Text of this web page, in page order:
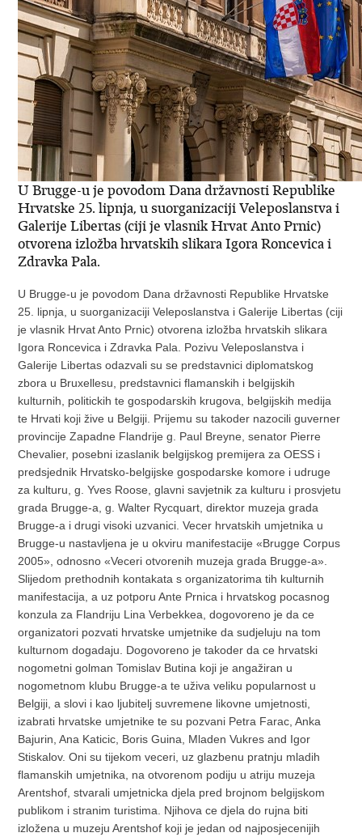
U Brugge-u je povodom Dana državnosti Republike
Hrvatske 25. lipnja, u suorganizaciji Veleposlanstva i
Galerije Libertas (ciji je vlasnik Hrvat Anto Prnic)
otvorena izložba hrvatskih slikara Igora Roncevica i
Zdravka Pala.
U Brugge-u je povodom Dana državnosti Republike Hrvatske
25. lipnja, u suorganizaciji Veleposlanstva i Galerije Libertas (ciji
je vlasnik Hrvat Anto Prnic) otvorena izložba hrvatskih slikara
Igora Roncevica i Zdravka Pala. Pozivu Veleposlanstva i
Galerije Libertas odazvali su se predstavnici diplomatskog
zbora u Bruxellesu, predstavnici flamanskih i belgijskih
kulturnih, politickih te gospodarskih krugova, belgijskih medija
te Hrvati koji žive u Belgiji. Prijemu su takoder nazocili guverner
provincije Zapadne Flandrije g. Paul Breyne, senator Pierre
Chevalier, posebni izaslanik belgijskog premijera za OESS i
predsjednik Hrvatsko-belgijske gospodarske komore i udruge
za kulturu, g. Yves Roose, glavni savjetnik za kulturu i prosvjetu
grada Brugge-a, g. Walter Rycquart, direktor muzeja grada
Brugge-a i drugi visoki uzvanici. Vecer hrvatskih umjetnika u
Brugge-u nastavljena je u okviru manifestacije «Brugge Corpus
2005», odnosno «Veceri otvorenih muzeja grada Brugge-a».
Slijedom prethodnih kontakata s organizatorima tih kulturnih
manifestacija, a uz potporu Ante Prnica i hrvatskog pocasnog
konzula za Flandriju Lina Verbekkea, dogovoreno je da ce
organizatori pozvati hrvatske umjetnike da sudjeluju na tom
kulturnom dogadaju. Dogovoreno je takoder da ce hrvatski
nogometni golman Tomislav Butina koji je angažiran u
nogometnom klubu Brugge-a te uživa veliku popularnost u
Belgiji, a slovi i kao ljubitelj suvremene likovne umjetnosti,
izabrati hrvatske umjetnike te su pozvani Petra Farac, Anka
Bajurin, Ana Katicic, Boris Guina, Mladen Vukres and Igor
Stiskalov. Oni su tijekom veceri, uz glazbenu pratnju mladih
flamanskih umjetnika, na otvorenom podiju u atriju muzeja
Arentshof, stvarali umjetnicka djela pred brojnom belgijskom
publikom i stranim turistima. Njihova ce djela do rujna biti
izložena u muzeju Arentshof koji je jedan od najposjecenijih